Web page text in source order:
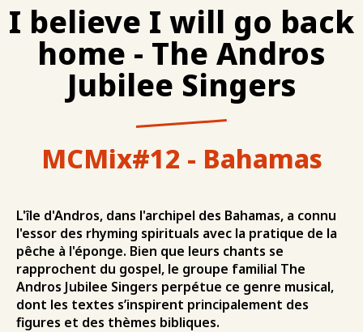
I believe I will go back
home - The Andros
Jubilee Singers
MCMix#12 - Bahamas
L'île d'Andros, dans l'archipel des Bahamas, a connu
l'essor des rhyming spirituals avec la pratique de la
pêche à l'éponge. Bien que leurs chants se
rapprochent du gospel, le groupe familial The
Andros Jubilee Singers perpétue ce genre musical,
dont les textes s’inspirent principalement des
figures et des thèmes bibliques.